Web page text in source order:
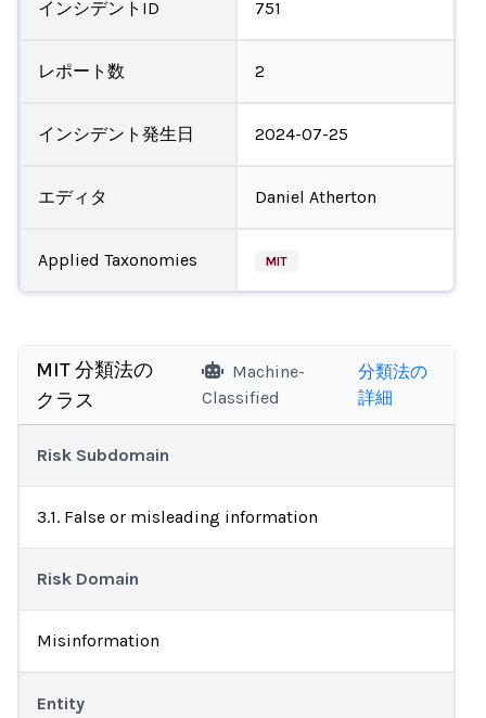
インシデントID 751
レポート数 2
インシデント発生日 2024-07-25
エディタ Daniel Atherton
Applied Taxonomies MIT
MIT 分類法の
クラス
Machine-
Classified
分類法の
詳細
Risk Subdomain
3.1. False or misleading information
Risk Domain
Misinformation
Entity